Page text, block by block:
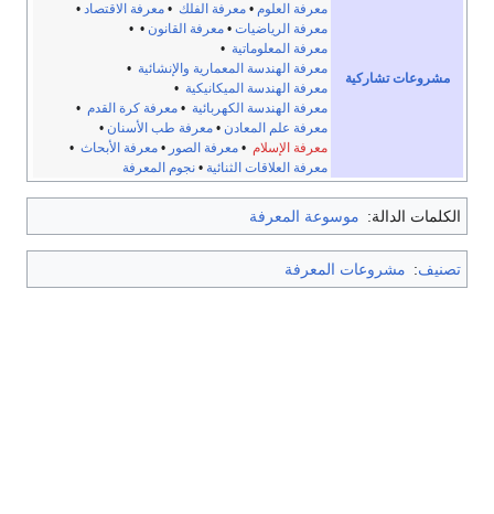
مشروعات تشاركية
معرفة العلوم •معرفة الفلك •معرفة الاقتصاد •
معرفة الرياضيات •معرفة القانون • •
معرفة المعلوماتية •
معرفة الهندسة المعمارية والإنشائية •
معرفة الهندسة الميكانيكية •
معرفة الهندسة الكهربائية •معرفة كرة القدم •
معرفة علم المعادن •معرفة طب الأسنان •
معرفة الإسلام •معرفة الصور •معرفة الأبحاث •
معرفة العلاقات الثنائية •نجوم المعرفة
الكلمات الدالة: موسوعة المعرفة
تصنيف: مشروعات المعرفة